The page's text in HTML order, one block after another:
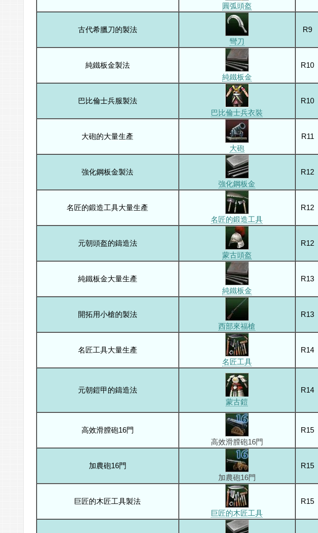
圓弧頭盔
古代希臘刀的製法
彎刀
R9
純鐵板金製法
純鐵板金
R10
巴比倫士兵服製法
巴比倫士兵衣裝
R10
大砲的大量生產
大砲
R11
強化鋼板金製法
強化鋼板金
R12
名匠的鍛造工具大量生產
名匠的鍛造工具
R12
元朝頭盔的鑄造法
蒙古頭盔
R12
純鐵板金大量生產
純鐵板金
R13
開拓用小槍的製法
西部來福槍
R13
名匠工具大量生產
名匠工具
R14
元朝鎧甲的鑄造法
蒙古鎧
R14
高效滑膛砲16門
高效滑膛砲16門
R15
加農砲16門
加農砲16門
R15
巨匠的木匠工具製法
巨匠的木匠工具
R15